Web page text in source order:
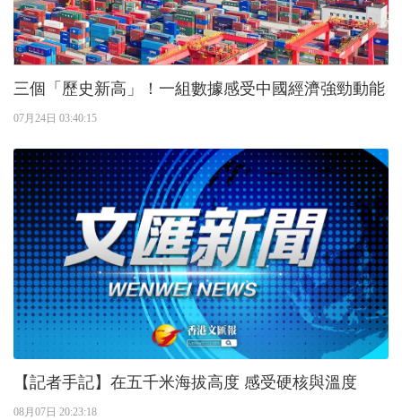
三個「歷史新高」！一組數據感受中國經濟強勁動能
07月24日 03:40:15
【記者手記】在五千米海拔高度 感受硬核與溫度
08月07日 20:23:18